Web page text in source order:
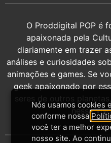
O Proddigital POP é
apaixonada pela
diariamente em trazer
análises e curiosidades
animações e games. Se
geek apaixonado por
seres de outros
nessa
Nós usamos cookies
conforme nossa
você ter a melhor
nosso site. Ao